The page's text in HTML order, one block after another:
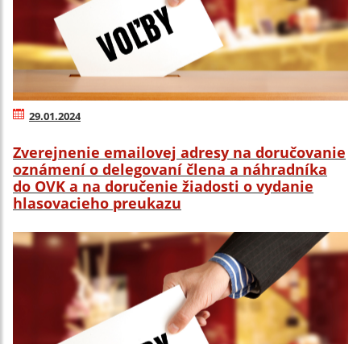
29.01.2024
Zverejnenie emailovej adresy na doručovanie
oznámení o delegovaní člena a náhradníka
do OVK a na doručenie žiadosti o vydanie
hlasovacieho preukazu